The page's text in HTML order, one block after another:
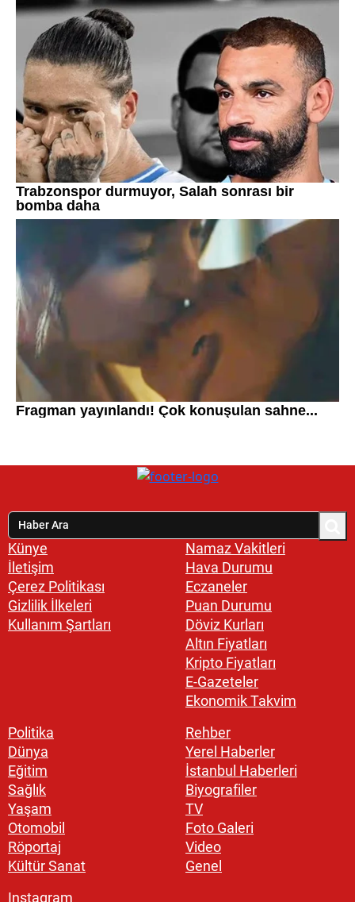
Künye
İletişim
Çerez Politikası
Gizlilik İlkeleri
Kullanım Şartları
Namaz Vakitleri
Hava Durumu
Eczaneler
Puan Durumu
Döviz Kurları
Altın Fiyatları
Kripto Fiyatları
E-Gazeteler
Ekonomik Takvim
Politika
Dünya
Eğitim
Sağlık
Yaşam
Otomobil
Röportaj
Kültür Sanat
Rehber
Yerel Haberler
İstanbul Haberleri
Biyografiler
TV
Foto Galeri
Video
Genel
Instagram